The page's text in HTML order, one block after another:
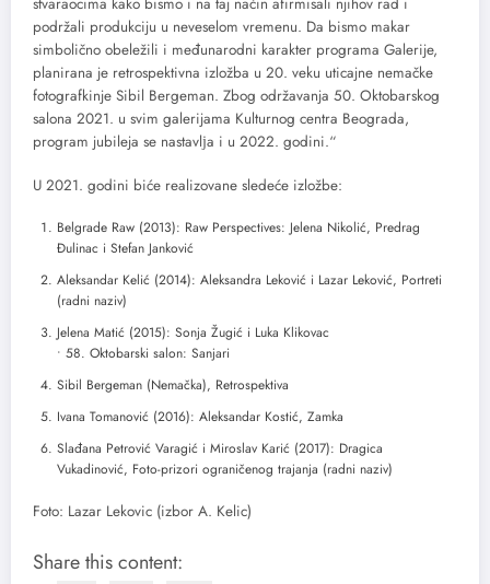
podržali produkciju u neveselom vremenu. Da bismo makar
simbolično obeležili i međunarodni karakter programa Galerije,
planirana je retrospektivna izložba u 20. veku uticajne nemačke
fotografkinje Sibil Bergeman. Zbog održavanja 50. Oktobarskog
salona 2021. u svim galerijama Kulturnog centra Beograda,
program jubileja se nastavlјa i u 2022. godini.“
U 2021. godini biće realizovane sledeće izložbe:
Belgrade Raw (2013): Raw Perspectives: Jelena Nikolić, Predrag
Đulinac i Stefan Janković
Aleksandar Kelić (2014): Aleksandra Leković i Lazar Leković, Portreti
(radni naziv)
Jelena Matić (2015): Sonja Žugić i Luka Klikovac
• 58. Oktobarski salon: Sanjari
Sibil Bergeman (Nemačka), Retrospektiva
Ivana Tomanović (2016): Aleksandar Kostić, Zamka
Slađana Petrović Varagić i Miroslav Karić (2017): Dragica
Vukadinović, Foto-prizori ograničenog trajanja (radni naziv)
Foto: Lazar Lekovic (izbor A. Kelic)
Share this content: